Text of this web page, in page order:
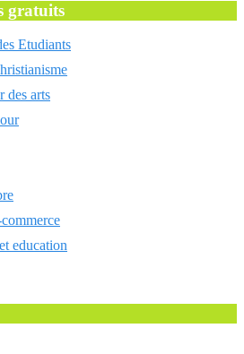
gratuits
Etudiants
des arts
education